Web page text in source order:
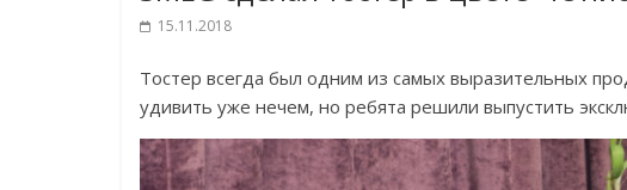
15.11.2018
Тостер всегда был одним из самых выразительных
удивить уже нечем, но ребята решили выпустить